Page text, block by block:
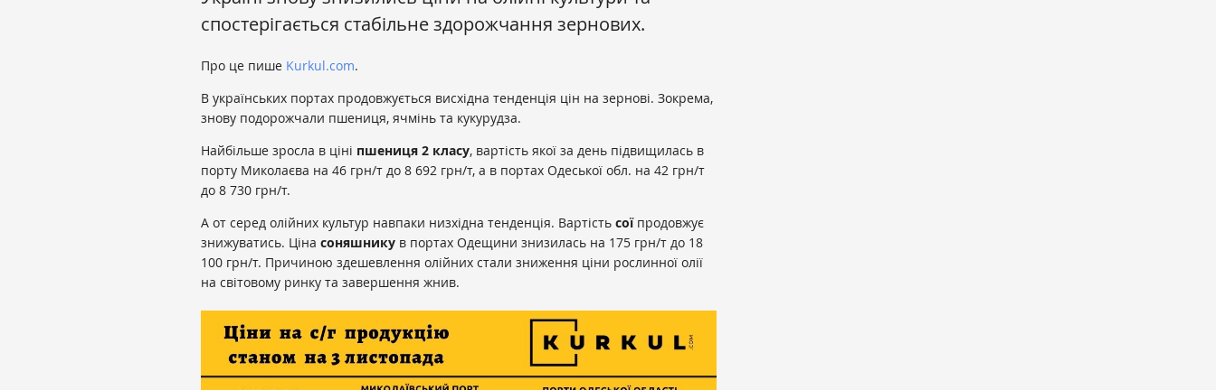
спостерігається стабільне здорожчання зернових.
Про це пише Kurkul.com.
В українських портах продовжується висхідна тенденція цін на зернові. Зокрема,
знову подорожчали пшениця, ячмінь та кукурудза.
Найбільше зросла в ціні пшениця 2 класу, вартість якої за день підвищилась в
порту Миколаєва на 46 грн/т до 8 692 грн/т, а в портах Одеської обл. на 42 грн/т
до 8 730 грн/т.
А от серед олійних культур навпаки низхідна тенденція. Вартість соїпродовжує
знижуватись. Ціна соняшнику в портах Одещини знизилась на 175 грн/т до 18
100 грн/т. Причиною здешевлення олійних стали зниження ціни рослинної олії
на світовому ринку та завершення жнив.